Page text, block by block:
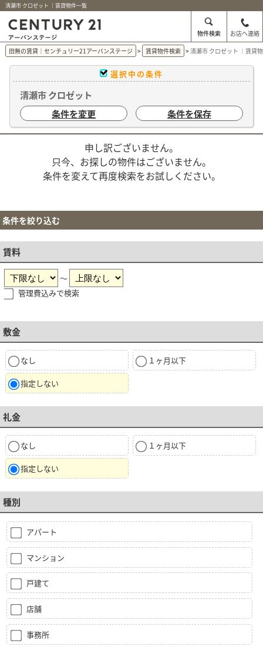
清瀬市 クロゼット ｜賃貸物件一覧
物件検索
お店へ連絡
田無の賃貸｜センチュリー21アーバンステージ
賃貸物件検索 清瀬市 クロゼット ｜賃貸
選択中の条件
清瀬市 クロゼット
条件を変更
条件を保存
申し訳ございません。
只今、お探しの物件はございません。
条件を変えて再度検索をお試しください。
条件を絞り込む
賃料
～
管理費込みで検索
敷金
なし １ヶ月以下
指定しない
礼金
なし １ヶ月以下
指定しない
種別
アパート
マンション
戸建て
店舗
事務所